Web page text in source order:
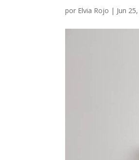
por Elvia Rojo | Jun